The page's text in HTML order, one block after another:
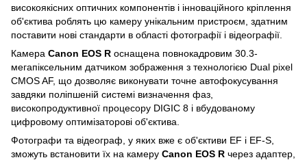
високоякісних оптичних компонентів і інноваційного кріплення
об'єктива роблять цю камеру унікальним пристроєм, здатним
поставити нові стандарти в області фотографії і відеографії.
Камера Canon EOS R оснащена повнокадровим 30.3-
мегапіксельним датчиком зображення з технологією Dual pixel
CMOS AF, що дозволяє виконувати точне автофокусування
завдяки поліпшеній системі визначення фаз,
високопродуктивної процесору DIGIC 8 і вбудованому
цифровому оптимізаторові об'єктива.
Фотографи та відеограф, у яких вже є об'єктиви EF і EF-S,
зможуть встановити їх на камеру Canon EOS R через адаптер,